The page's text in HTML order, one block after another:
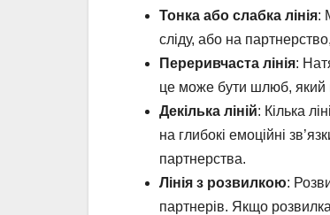
Тонка або слабка лінія:
сліду, або на
Переривчаста лінія:
це може бути шлюб, який
Декілька ліній: Кілька
на глибокі емоційні
партнерства.
Лінія з розвилкою:
партнерів. Якщо